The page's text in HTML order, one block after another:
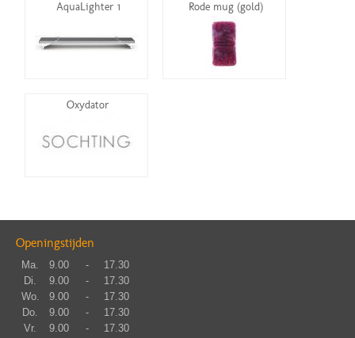
AquaLighter 1 Rode mug (gold)
Oxydator
Openingstijden
Ma. 9.00 -
17.30
Di.
9.00 -
17.30
Wo.
9.00 -
17.30
Do.
9.00 -
17.30
Vr.
9.00 - 17.30